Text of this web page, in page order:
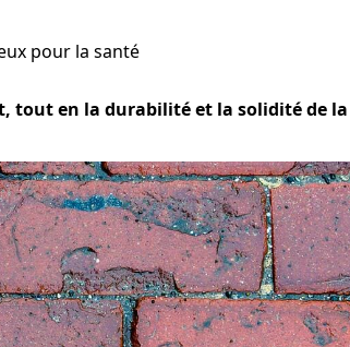
pour la santé
en la durabilité et la solidité de